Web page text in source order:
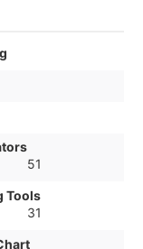
51
Tools
31